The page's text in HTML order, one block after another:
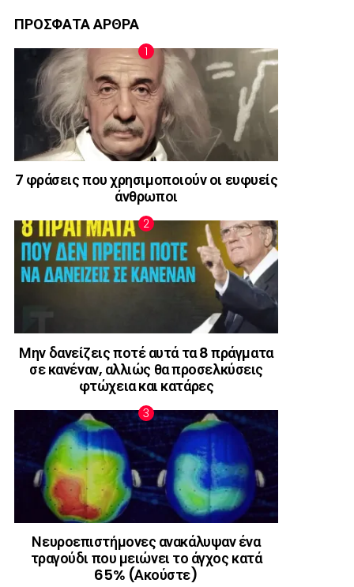
ΠΡΟΣΦΑΤΑ ΑΡΘΡΑ
7 φράσεις που χρησιμοποιούν οι ευφυείς
άνθρωποι
Μην δανείζεις ποτέ αυτά τα 8 πράγματα
σε κανέναν, αλλιώς θα προσελκύσεις
φτώχεια και κατάρες
Νευροεπιστήμονες ανακάλυψαν ένα
τραγούδι που μειώνει το άγχος κατά
65% (Ακούστε)